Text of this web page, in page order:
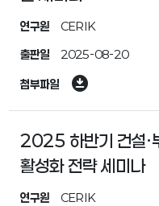
연구원 CERIK
출판일 2025-08-20
첨부파일 download_for_offline
2025 하반기 건설·
활성화 전략 세미나
연구원 CERIK